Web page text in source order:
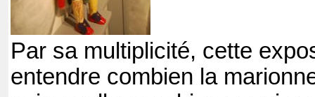
Par sa multiplicité, cette
entendre combien la